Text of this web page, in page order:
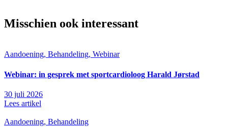
Misschien ook interessant
Aandoening, Behandeling, Webinar
Webinar: in gesprek met sportcardioloog Harald Jørstad
30 juli 2026
Lees artikel
Aandoening, Behandeling